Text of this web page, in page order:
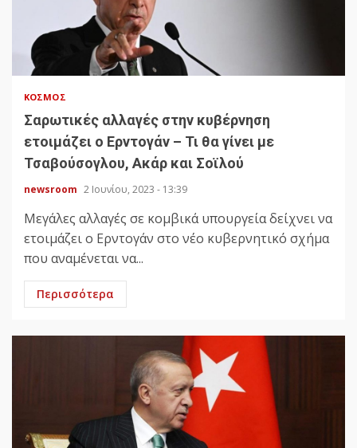
ΚΌΣΜΟΣ
Σαρωτικές αλλαγές στην κυβέρνηση
ετοιμάζει ο Ερντογάν – Τι θα γίνει με
Τσαβούσογλου, Ακάρ και Σοϊλού
newsroom 2 Ιουνίου, 2023 - 13:39
Μεγάλες αλλαγές σε κομβικά υπουργεία δείχνει να
ετοιμάζει ο Ερντογάν στο νέο κυβερνητικό σχήμα
που αναμένεται να...
Περισσότερα